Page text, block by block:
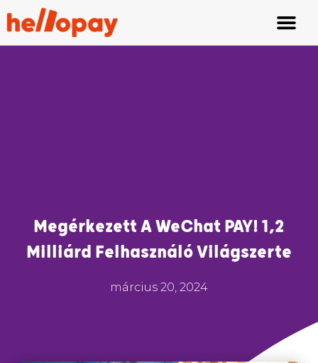
Megérkezett A WeChat PAY! 1,2
Milliárd Felhasználó Világszerte
március 20, 2024